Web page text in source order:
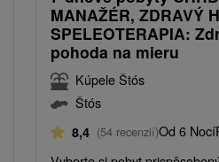
MANAŽÉR, ZDRAVÝ
SPELEOTERAPIA:
pohoda na mieru
Kúpele Štós
Štós
8,4 (54 recenzií)Od 6 Nocí